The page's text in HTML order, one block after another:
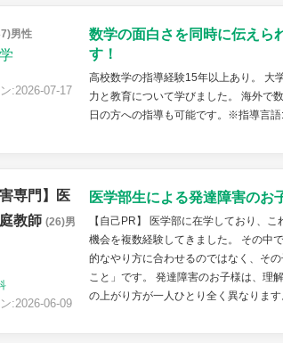
男性
:2026-07-17
数学の面白さを同時に伝えら
す！
高校数学の指導経験15年以上あり。 大
力と教育について学びました。 海外で
日の方への指導も可能です。※指導言語
専門】医
教師 (26)男
:2026-06-09
医学部生による発達障害のお
【自己PR】 医学部に在学しており、
機会を複数経験してきました。 その中
的なやり方に合わせるのではなく、そ
こと」です。 発達障害のお子様は、理
の上がり方が一人ひとり全く異なりま